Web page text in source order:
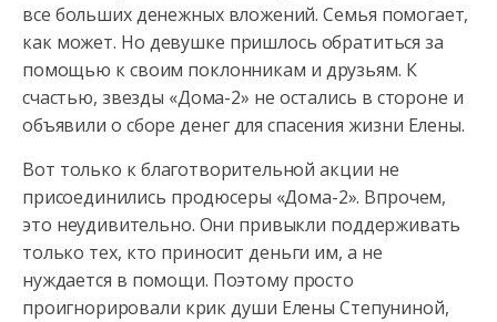
все больших денежных вложений. Семья помогает,
как может. Но девушке пришлось обратиться за
помощью к своим поклонникам и друзьям. К
счастью, звезды «Дома-2» не остались в стороне и
объявили о сборе денег для спасения жизни Елены.
Вот только к благотворительной акции не
присоединились продюсеры «Дома-2». Впрочем,
это неудивительно. Они привыкли поддерживать
только тех, кто приносит деньги им, а не
нуждается в помощи. Поэтому просто
проигнорировали крик души Елены Степуниной,